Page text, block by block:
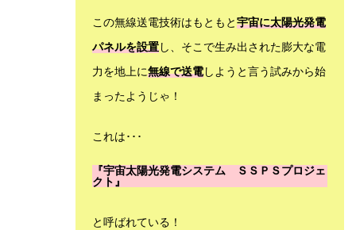
この無線送電技術はもともと宇宙に太陽光発電
パネルを設置し、そこで生み出された膨大な電
力を地上に無線で送電しようと言う試みから始
まったようじゃ！
これは･･･
クト』
と呼ばれている！